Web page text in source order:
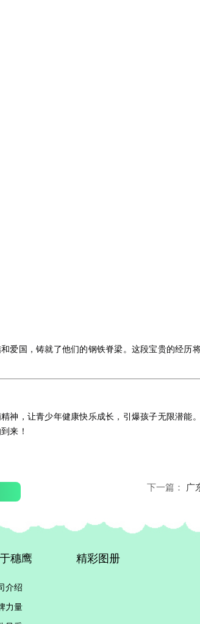
国，铸就了他们的钢铁脊梁。这段宝贵的经历
，让青少年健康快乐成长，引爆孩子无限潜能
来！
下一篇： 广
穗鹰
介绍
力量
精彩图册